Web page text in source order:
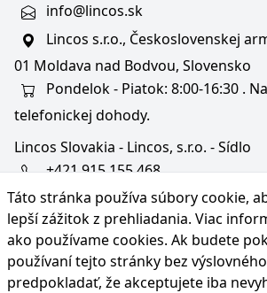
Táto stránka používa súbory cookie,
lepší zážitok z prehliadania. Viac
ako používame cookies. Ak budete
používaní tejto stránky bez
predpokladať, že akceptujete iba
info@lincos.sk
Lincos s.r.o., Československej
01 Moldava nad Bodvou, Slovensko
Pondelok - Piatok: 8:00-16:30 .
telefonickej dohody.
Lincos Slovakia - Lincos, s.r.o. - Sídlo
+421 915 155 468
+36/30 343 6714
bratislava@lincos.sk
Lincos s.r.o., Rustaveliho 4, 831
Rača, Slovensko